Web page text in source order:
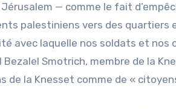
— comme le fait
palestiniens vers des
avec laquelle nos soldats et nos
Smotrich, membre de la
de la Knesset comme de «